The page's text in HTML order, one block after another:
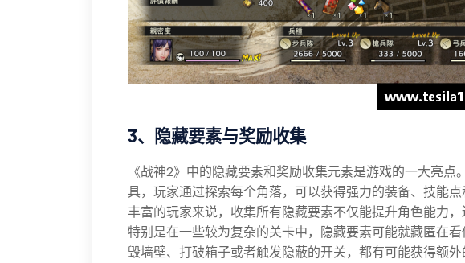
3、隐藏要素与奖励收集
《战神2》中的隐藏要素和奖励收集元素是游戏的一大亮
具，玩家通过探索每个角落，可以获得强力的装备、技能
丰富的玩家来说，收集所有隐藏要素不仅能提升角色能力，
特别是在一些较为复杂的关卡中，隐藏要素可能就藏匿在
毁墙壁、打破箱子或者触发隐蔽的开关，都有可能获得额